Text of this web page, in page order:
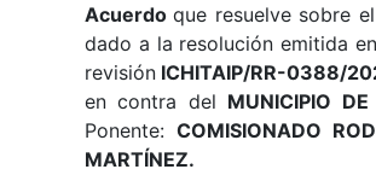
Acuerdoque resuelve sobre
dado a la resolución emitida
revisión ICHITAIP/RR-0388/
en contra del MUNICIPIO
Ponente: COMISIONADO
MARTÍNEZ.